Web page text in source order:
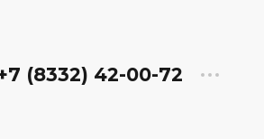
(8332) 42-00-72